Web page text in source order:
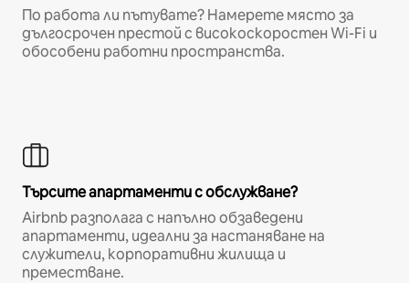
По работа ли пътувате? Намерете място за
дългосрочен престой с високоскоростен Wi-Fi и
обособени работни пространства.
Търсите апартаменти с обслужване?
Airbnb разполага с напълно обзаведени
апартаменти, идеални за настаняване на
служители, корпоративни жилища и
преместване.